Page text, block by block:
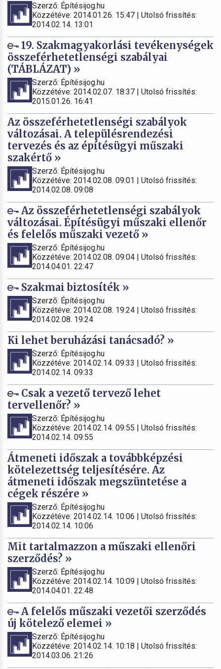
Szerző: Építésijog.hu
Közzétéve: 2014.01.26. 15:47 | Utolsó frissítés:
2014.02.14. 13:01
19. Szakmagyakorlási tevékenységek
összeférhetetlenségi szabályai
(TÁBLÁZAT) »
Szerző: Építésijog.hu
Közzétéve: 2014.02.07. 18:37 | Utolsó frissítés:
2015.01.26. 16:41
Az összeférhetetlenségi szabályok
változásai. A településrendezési
tervezés és az építésügyi műszaki
szakértő »
Szerző: Építésijog.hu
Közzétéve: 2014.02.08. 09:01 | Utolsó frissítés:
2014.02.08. 09:08
Az összeférhetetlenségi szabályok
változásai. Építésügyi műszaki ellenőr
és felelős műszaki vezető »
Szerző: Építésijog.hu
Közzétéve: 2014.02.08. 09:04 | Utolsó frissítés:
2014.04.01. 22:47
Szakmai biztosíték »
Szerző: Építésijog.hu
Közzétéve: 2014.02.08. 19:24 | Utolsó frissítés:
2014.02.08. 19:24
Ki lehet beruházási tanácsadó? »
Szerző: Építésijog.hu
Közzétéve: 2014.02.14. 09:33 | Utolsó frissítés:
2014.02.14. 09:33
Csak a vezető tervező lehet
tervellenőr? »
Szerző: Építésijog.hu
Közzétéve: 2014.02.14. 09:55 | Utolsó frissítés:
2014.02.14. 09:55
Átmeneti időszak a továbbképzési
kötelezettség teljesítésére. Az
átmeneti időszak megszüntetése a
cégek részére »
Szerző: Építésijog.hu
Közzétéve: 2014.02.14. 10:06 | Utolsó frissítés:
2014.02.14. 10:06
Mit tartalmazzon a műszaki ellenőri
szerződés? »
Szerző: Építésijog.hu
Közzétéve: 2014.02.14. 10:09 | Utolsó frissítés:
2014.04.01. 22:48
A felelős műszaki vezetői szerződés
új kötelező elemei »
Szerző: Építésijog.hu
Közzétéve: 2014.02.14. 10:18 | Utolsó frissítés:
2014.03.06. 21:26